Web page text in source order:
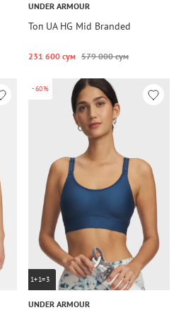
UNDER ARMOUR
Топ UA HG Mid Branded
231 600 сум 579 000 сум
-60%
1+1=3
UNDER ARMOUR